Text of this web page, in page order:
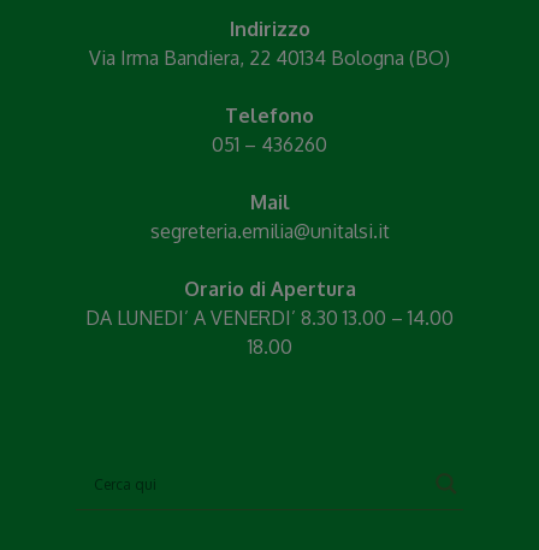
Indirizzo
Via Irma Bandiera, 22 40134 Bologna (BO)
Telefono
051 – 436260
Mail
segreteria.emilia@unitalsi.it
Orario di Apertura
DA LUNEDI’ A VENERDI’ 8.30 13.00 – 14.00
18.00